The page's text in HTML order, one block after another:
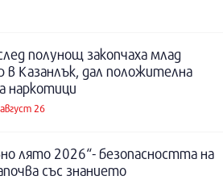
полунощ закопчаха млад
Казанлък, дал положителна
наркотици
26
лято 2026“- безопасността на
със знанието